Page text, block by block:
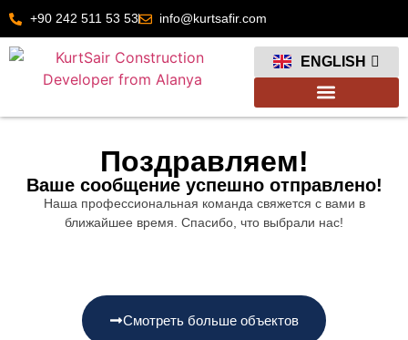
+90 242 511 53 53 info@kurtsafir.com
ENGLISH
العربية
TÜRKÇE
Поздравляем!
Ваше сообщение успешно отправлено!
Наша профессиональная команда свяжется с вами в
ближайшее время. Спасибо, что выбрали нас!
Смотреть больше объектов